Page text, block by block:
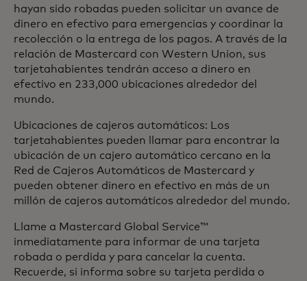
hayan sido robadas pueden solicitar un avance de
dinero en efectivo para emergencias y coordinar la
recolección o la entrega de los pagos. A través de la
relación de Mastercard con Western Union, sus
tarjetahabientes tendrán acceso a dinero en
efectivo en 233,000 ubicaciones alrededor del
mundo.
Ubicaciones de cajeros automáticos: Los
tarjetahabientes pueden llamar para encontrar la
ubicación de un cajero automático cercano en la
Red de Cajeros Automáticos de Mastercard y
pueden obtener dinero en efectivo en más de un
millón de cajeros automáticos alrededor del mundo.
Llame a Mastercard Global Service™
inmediatamente para informar de una tarjeta
robada o perdida y para cancelar la cuenta.
Recuerde, si informa sobre su tarjeta perdida o